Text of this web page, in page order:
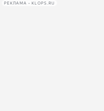
РЕКЛАМА • KLOPS.RU